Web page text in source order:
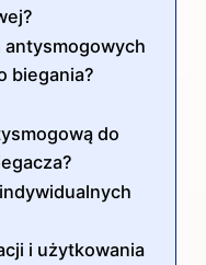
antysmogowych
biegania?
do
i użytkowania